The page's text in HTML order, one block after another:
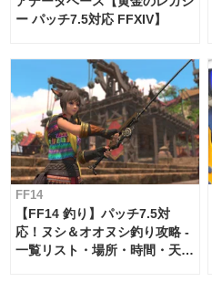
ー パッチ7.5対応 FFXIV】
FF14
【FF14 釣り】パッチ7.5対
応！ヌシ＆オオヌシ釣り攻略 -
一覧リスト・場所・時間・天